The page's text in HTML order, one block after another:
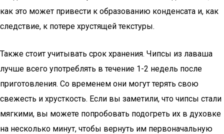
как это может привести к образованию конденсата и, как
следствие, к потере хрустящей текстуры.
Также стоит учитывать срок хранения. Чипсы из лаваша
лучше всего употреблять в течение 1-2 недель после
приготовления. Со временем они могут терять свою
свежесть и хрусткость. Если вы заметили, что чипсы стали
мягкими, вы можете попробовать подогреть их в духовке
на несколько минут, чтобы вернуть им первоначальную